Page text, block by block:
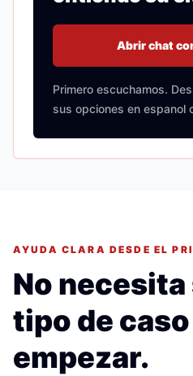
Abrir chat
Primero escuchamos.
sus opciones en espanol
AYUDA CLARA DESDE EL
No
tipo de
empezar.